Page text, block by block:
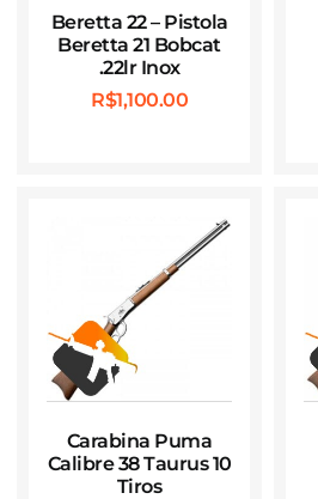
Beretta 22 – Pistola
Beretta 21 Bobcat
.22lr Inox
R$1,100.00
Carabina Puma
Calibre 38 Taurus 10
Tiros